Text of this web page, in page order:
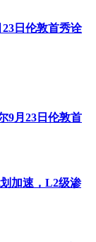
日伦敦首秀诠
9月23日伦敦首
加速，L2级渗